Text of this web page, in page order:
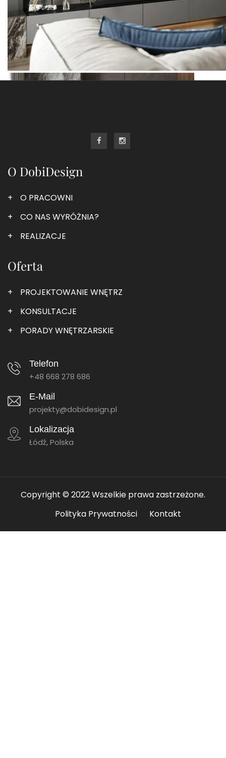
O DobiDesign
O PRACOWNI
CO NAS WYRÓŻNIA?
REALIZACJE
Oferta
PROJEKTOWANIE WNĘTRZ
KONSULTACJE
PORADY WNĘTRZARSKIE
Telefon
+48 668 278 686
E-Mail
projekty@dobidesign.pl
Lokalizacja
Łódź, Polska
Copyright © 2022 Wszelkie prawa zastrzeżone.
Polityka Prywatności
Kontakt